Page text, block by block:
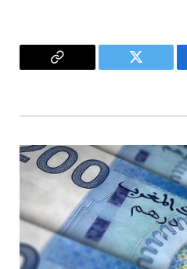
تويتر
Copy